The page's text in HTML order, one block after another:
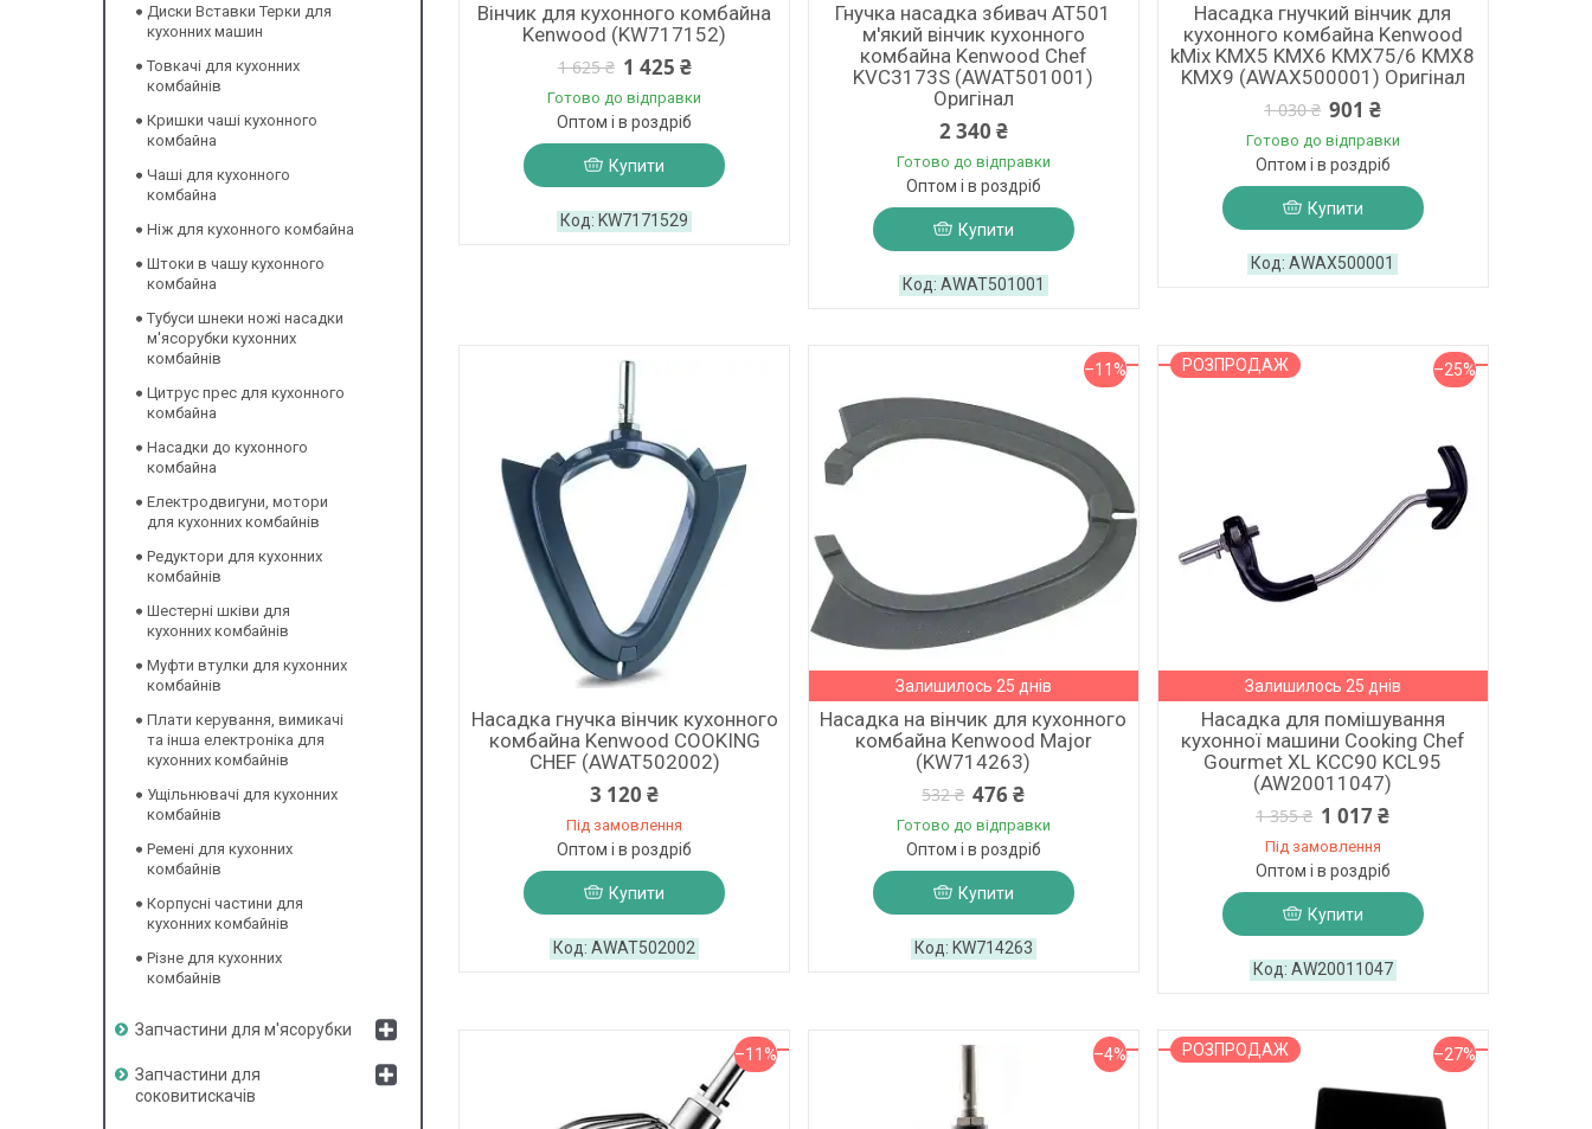
Вінчик для кухонного комбайна
Kenwood (KW717152)
1 625 ₴ 1 425 ₴
Готово до відправки
Оптом і в роздріб
Купити
KW7171529
Гнучка насадка збивач AT501
м'який вінчик кухонного
комбайна Kenwood Сhef
KVC3173S (AWAT501001)
Оригінал
2 340 ₴
Готово до відправки
Оптом і в роздріб
Купити
AWAT501001
Насадка гнучкий вінчик для
кухонного комбайна Kenwood
kMix KMX5 KMX6 KMX75/6 KMX8
KMX9 (AWAX500001) Оригінал
1 030 ₴ 901 ₴
Готово до відправки
Оптом і в роздріб
Купити
AWAX500001
Насадка гнучка вінчик кухонного
комбайна Kenwood COOKING
CHEF (AWAT502002)
3 120 ₴
Під замовлення
Оптом і в роздріб
Купити
AWAT502002
–11%
Залишилось 25 днів
Насадка на вінчик для кухонного
комбайна Kenwood Major
(KW714263)
532 ₴ 476 ₴
Готово до відправки
Оптом і в роздріб
Купити
KW714263
РОЗПРОДАЖ –25%
Залишилось 25 днів
Насадка для помішування
кухонної машини Cooking Chef
Gourmet XL KCC90 KCL95
(AW20011047)
1 355 ₴ 1 017 ₴
Під замовлення
Оптом і в роздріб
Купити
AW20011047
–11% –4% РОЗПРОДАЖ –27%
Диски Вставки Терки для
кухонних машин
Товкачі для кухонних
комбайнів
Кришки чаші кухонного
комбайна
Чаші для кухонного
комбайна
Ніж для кухонного комбайна
Штоки в чашу кухонного
комбайна
Тубуси шнеки ножі насадки
м'ясорубки кухонних
комбайнів
Цитрус прес для кухонного
комбайна
Насадки до кухонного
комбайна
Електродвигуни, мотори
для кухонних комбайнів
Редуктори для кухонних
комбайнів
Шестерні шківи для
кухонних комбайнів
Муфти втулки для кухонних
комбайнів
Плати керування, вимикачі
та інша електроніка для
кухонних комбайнів
Ущільнювачі для кухонних
комбайнів
Ремені для кухонних
комбайнів
Корпусні частини для
кухонних комбайнів
Різне для кухонних
комбайнів
Запчастини для м'ясорубки
Запчастини для
соковитискачів